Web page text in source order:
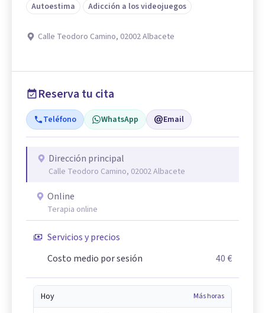
Autoestima
Adicción a los videojuegos
Calle Teodoro Camino, 02002 Albacete
Reserva tu cita
Teléfono WhatsApp Email
Dirección principal
Calle Teodoro Camino, 02002 Albacete
Online
Terapia online
Servicios y precios
Costo medio por sesión
40 €
Hoy Más horas